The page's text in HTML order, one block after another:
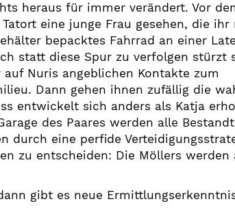
heraus für immer verändert. Vor
eine junge Frau gesehen, die
bepacktes Fahrrad an einer
statt diese Spur zu verfolgen stürzt
auf Nuris angeblichen Kontakte zum
Dann gehen ihnen zufällig die
entwickelt sich anders als Katja
des Paares werden alle
durch eine perfide
zu entscheiden: Die Möllers werden
gibt es neue